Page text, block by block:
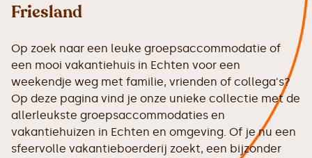
Friesland
Op zoek naar een leuke groepsaccommodatie of
een mooi vakantiehuis in Echten voor een
weekendje weg met familie, vrienden of collega's?
Op deze pagina vind je onze unieke collectie met de
allerleukste groepsaccommodaties en
vakantiehuizen in Echten en omgeving. Of je nu een
sfeervolle vakantieboerderij zoekt, een bijzonder